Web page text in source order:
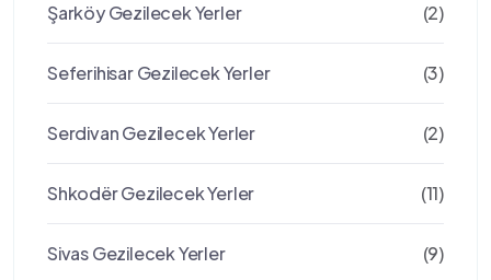
Şarköy Gezilecek Yerler (2)
Seferihisar Gezilecek Yerler (3)
Serdivan Gezilecek Yerler (2)
Shkodër Gezilecek Yerler (11)
Sivas Gezilecek Yerler (9)